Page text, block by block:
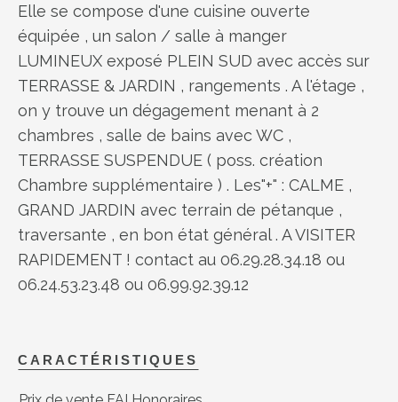
Elle se compose d'une cuisine ouverte
équipée , un salon / salle à manger
LUMINEUX exposé PLEIN SUD avec accès sur
TERRASSE & JARDIN , rangements . A l'étage ,
on y trouve un dégagement menant à 2
chambres , salle de bains avec WC ,
TERRASSE SUSPENDUE ( poss. création
Chambre supplémentaire ) . Les"+" : CALME ,
GRAND JARDIN avec terrain de pétanque ,
traversante , en bon état général . A VISITER
RAPIDEMENT ! contact au 06.29.28.34.18 ou
06.24.53.23.48 ou 06.99.92.39.12
CARACTÉRISTIQUES